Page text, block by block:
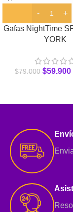
Gafas NightTime
YORK
$79.000 $59.900